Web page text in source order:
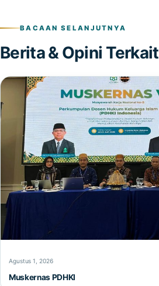
BACAAN SELANJUTNYA
Berita & Opini Terkait
Agustus 1, 2026
Muskernas PDHKI